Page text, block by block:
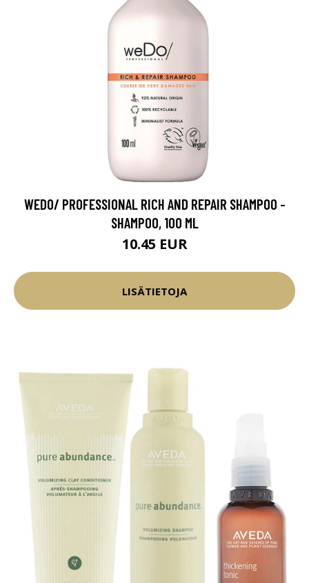
WEDO/ PROFESSIONAL RICH AND REPAIR SHAMPOO -
SHAMPOO, 100 ML
10.45 EUR
LISÄTIETOJA